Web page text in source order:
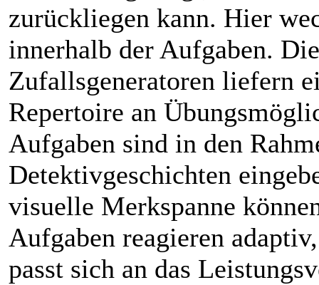
zurückliegen kann. Hier
innerhalb der Aufgaben.
Zufallsgeneratoren liefern
Repertoire an
Aufgaben sind in den
Detektivgeschichten
visuelle Merkspanne
Aufgaben reagieren
passt sich an das